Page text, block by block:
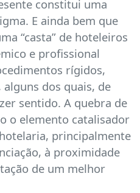
constitui uma
E ainda bem que
“casta” de hoteleiros
e profissional
rígidos,
alguns dos quais, de
sentido. A quebra de
o elemento catalisador
principalmente
à proximidade
de um melhor